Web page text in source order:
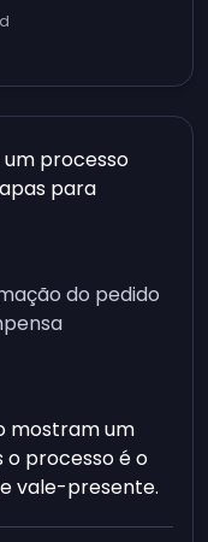
processo
para
do pedido
mostram um
processo é o
vale-presente.